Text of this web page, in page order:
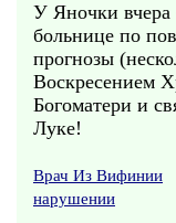
У Яночки вчера
больницe по
прогнозы
Воскресением
Богоматери и
Луке!
Врач Из Вифинии
нарушении